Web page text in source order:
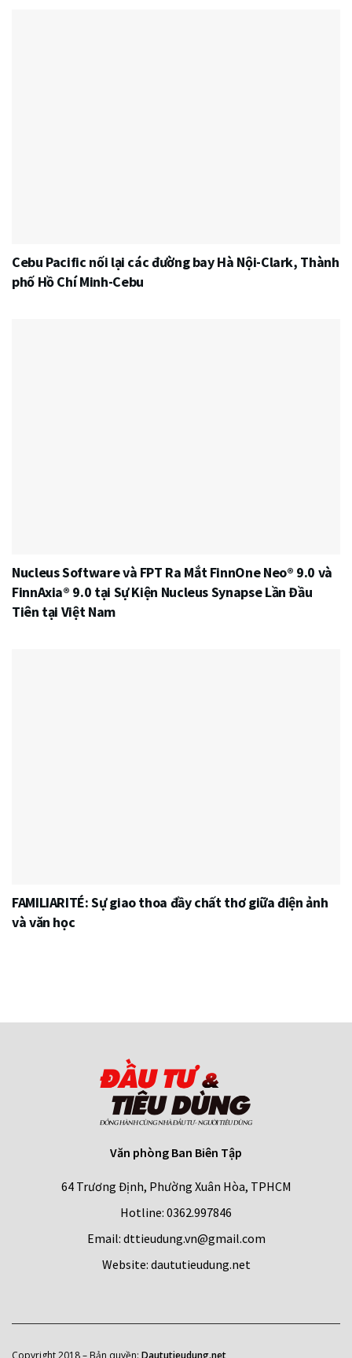
Cebu Pacific nối lại các đường bay Hà Nội-Clark, Thành
phố Hồ Chí Minh-Cebu
Nucleus Software và FPT Ra Mắt FinnOne Neo® 9.0 và
FinnAxia® 9.0 tại Sự Kiện Nucleus Synapse Lần Đầu
Tiên tại Việt Nam
FAMILIARITÉ: Sự giao thoa đầy chất thơ giữa điện ảnh
và văn học
Văn phòng Ban Biên Tập
64 Trương Định, Phường Xuân Hòa, TPHCM
Hotline: 0362.997846
Email: dttieudung.vn@gmail.com
Website: daututieudung.net
Copyright 2018 – Bản quyền: Daututieudung.net